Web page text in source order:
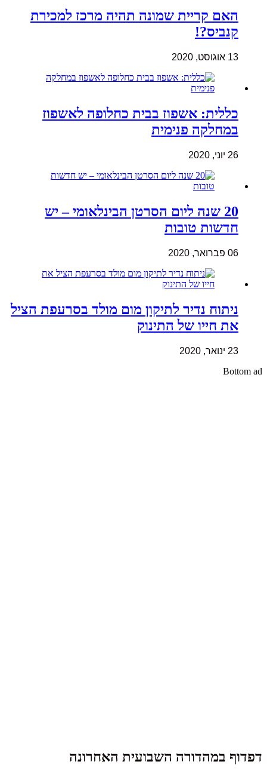
האם קריית שמונה תהיה מרכז למכירת
קנביס?!
13 אוגוסט, 2020
כללית: אשפוז בבית כחלופה לאשפוז
במחלקה פנימית
26 יוני, 2020
20 שנה ליום הסרטן הבינלאומי – יש
חדשות טובות
06 פברואר, 2020
ניתוח נדיר לתיקון מום מולד בסרעפת הציל
את חייו של התינוק
23 ינואר, 2020
Bottom ad
דפדוף במהדורה השבועית האחרונה